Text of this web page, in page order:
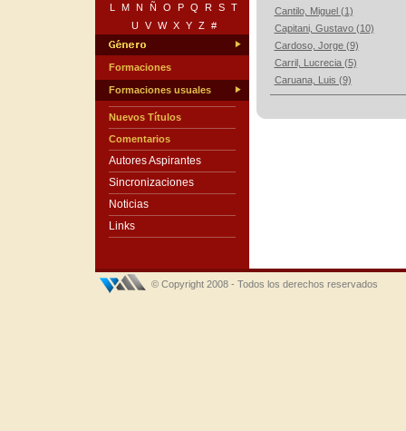
L
M N Ñ O P Q R S T
U
V W X Y Z #
Formaciones
Formaciones usuales
Nuevos Títulos
Comentarios
Autores Aspirantes
Sincronizaciones
Noticias
Links
Cantilo, Miguel (1)
Capitani, Gustavo (10)
Cardoso, Jorge (9)
Carril, Lucrecia (5)
Caruana, Luis (9)
© Copyright 2008 - Todos los derechos reservados